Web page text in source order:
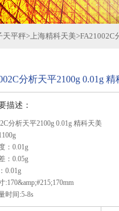
天平秤>上海精科天美>FA21002C
分析天平2100g 0.01g 精
描述：
分析天平2100g 0.01g 精科天美
：0.01g
：0.05g
0.01g
:170&amp;#215;170mm
时间:5-8s